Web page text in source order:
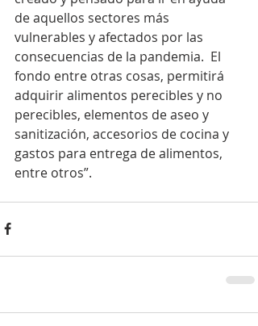
de aquellos sectores más
vulnerables y afectados por las
consecuencias de la pandemia.  El
fondo entre otras cosas, permitirá
adquirir alimentos perecibles y no
perecibles, elementos de aseo y
sanitización, accesorios de cocina y
gastos para entrega de alimentos,
entre otros”.